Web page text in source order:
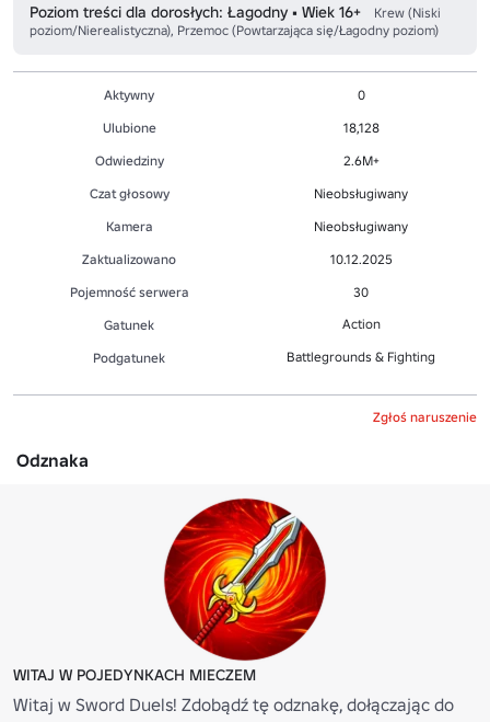
Poziom treści dla dorosłych: Łagodny • Wiek 16+
Krew (Niski
poziom/Nierealistyczna), Przemoc (Powtarzająca się/Łagodny poziom)
Aktywny
0
Ulubione
18,128
Odwiedziny
2.6M+
Czat głosowy
Nieobsługiwany
Kamera
Nieobsługiwany
Zaktualizowano
10.12.2025
Pojemność serwera
30
Gatunek
Action
Podgatunek Battlegrounds & Fighting
Zgłoś naruszenie
Odznaka
WITAJ W POJEDYNKACH MIECZEM
Witaj w Sword Duels! Zdobądź tę odznakę, dołączając do